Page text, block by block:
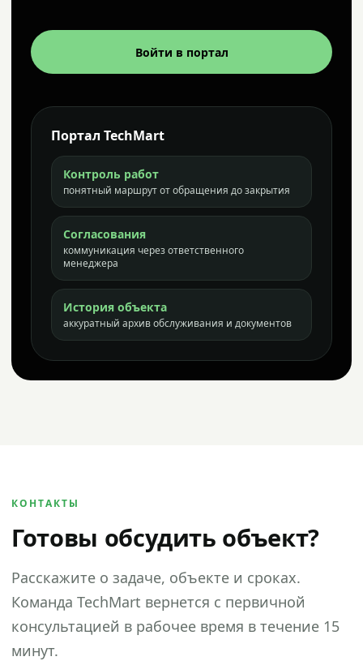
Войти в портал
Портал TechMart
Контроль работ
понятный маршрут от обращения до закрытия
Согласования
коммуникация через ответственного
менеджера
История объекта
аккуратный архив обслуживания и документов
КОНТАКТЫ
Готовы обсудить объект?
Расскажите о задаче, объекте и сроках.
Команда TechMart вернется с первичной
консультацией в рабочее время в течение 15
минут.